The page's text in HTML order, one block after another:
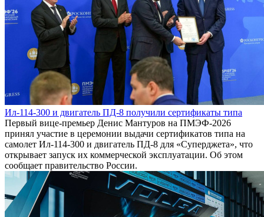
Ил-114-300 и двигатель ПД-8 получили сертификаты типа
Первый вице-премьер Денис Мантуров на ПМЭФ-2026
принял участие в церемонии выдачи сертификатов типа на
самолет Ил-114-300 и двигатель ПД-8 для «Суперджета», что
открывает запуск их коммерческой эксплуатации. Об этом
сообщает правительство России.